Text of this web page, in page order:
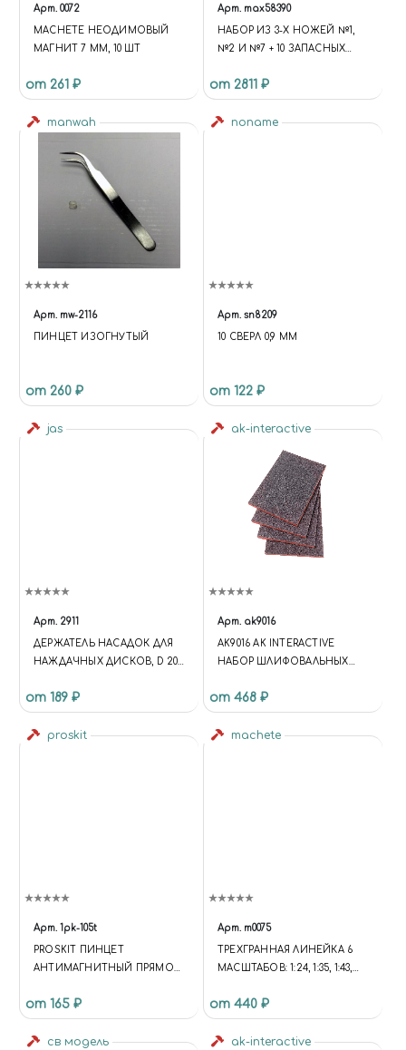
Арт. 0072
MACHETE НЕОДИМОВЫЙ
МАГНИТ 7 ММ, 10 ШТ
от 261 ₽
Арт. max58390
НАБОР ИЗ 3-Х НОЖЕЙ №1,
№2 И №7 + 10 ЗАПАСНЫХ
от 2811 ₽
manwah
Арт. mw-2116
ПИНЦЕТ ИЗОГНУТЫЙ
от 260 ₽
noname
Арт. sn8209
10 СВЕРЛ 0,9 ММ
от 122 ₽
jas
Арт. 2911
ДЕРЖАТЕЛЬ НАСАДОК ДЛЯ
НАЖДАЧНЫХ ДИСКОВ, D 20
2911
от 189 ₽
ak-interactive
Арт. ak9016
AK9016 AK INTERACTIVE
НАБОР ШЛИФОВАЛЬНЫХ
от 468 ₽
proskit
Арт. 1pk-105t
PROSKIT ПИНЦЕТ
АНТИМАГНИТНЫЙ ПРЯМОЙ,
от 165 ₽
machete
Арт. m0075
ТРЕХГРАННАЯ ЛИНЕЙКА 6
МАСШТАБОВ: 1:24, 1:35, 1:43,
от 440 ₽
св модель ak-interactive